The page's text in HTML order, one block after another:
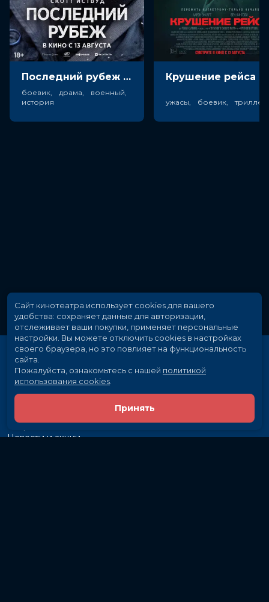
Последний рубеж (18+)
боевик, драма, военный,
история
ужасы, боевик, триллер
Скоро в кино
Новости и акции
Сайт кинотеатра использует cookies для вашего
удобства: сохраняет данные для авторизации,
отслеживает ваши покупки, применяет персональные
настройки. Вы можете отключить cookies в настройках
своего браузера, но это повлияет на функциональность
сайта.
Пожалуйста, ознакомьтесь с нашей политикой
использования cookies
Принять